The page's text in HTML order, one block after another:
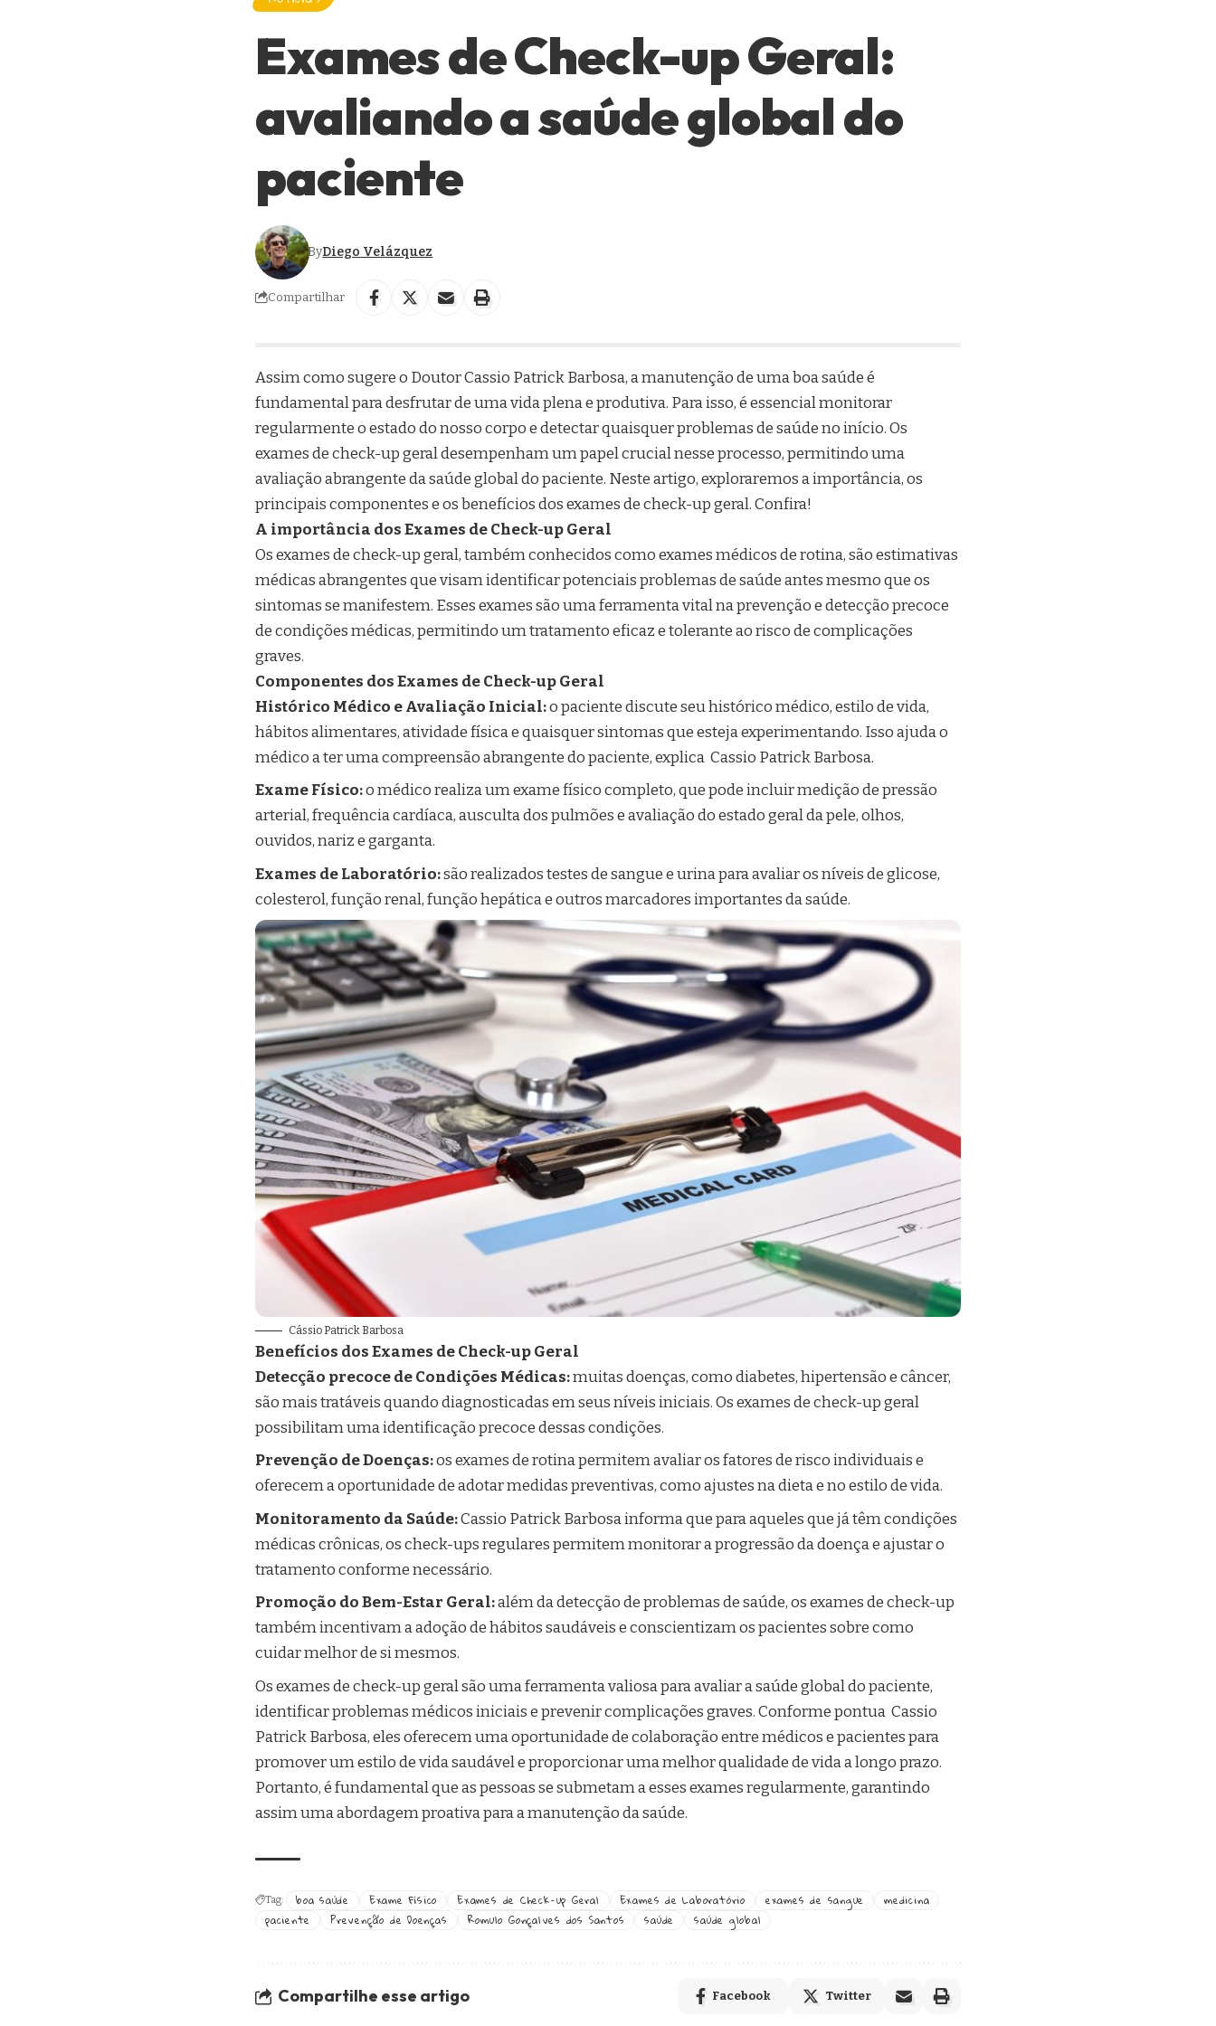
Exames de Check-up Geral:
avaliando a saúde global do
paciente
ByDiego Velázquez
Compartilhar
Assim como sugere o Doutor Cassio Patrick Barbosa, a manutenção de uma boa saúde é
fundamental para desfrutar de uma vida plena e produtiva. Para isso, é essencial monitorar
regularmente o estado do nosso corpo e detectar quaisquer problemas de saúde no início. Os
exames de check-up geral desempenham um papel crucial nesse processo, permitindo uma
avaliação abrangente da saúde global do paciente. Neste artigo, exploraremos a importância, os
principais componentes e os benefícios dos exames de check-up geral. Confira!
A importância dos Exames de Check-up Geral
Os exames de check-up geral, também conhecidos como exames médicos de rotina, são estimativas
médicas abrangentes que visam identificar potenciais problemas de saúde antes mesmo que os
sintomas se manifestem. Esses exames são uma ferramenta vital na prevenção e detecção precoce
de condições médicas, permitindo um tratamento eficaz e tolerante ao risco de complicações
graves.
Componentes dos Exames de Check-up Geral
Histórico Médico e Avaliação Inicial:o paciente discute seu histórico médico, estilo de vida,
hábitos alimentares, atividade física e quaisquer sintomas que esteja experimentando. Isso ajuda o
médico a ter uma compreensão abrangente do paciente, explica Cassio Patrick Barbosa.
Exame Físico:o médico realiza um exame físico completo, que pode incluir medição de pressão
arterial, frequência cardíaca, ausculta dos pulmões e avaliação do estado geral da pele, olhos,
ouvidos, nariz e garganta.
Exames de Laboratório:são realizados testes de sangue e urina para avaliar os níveis de glicose,
colesterol, função renal, função hepática e outros marcadores importantes da saúde.
Cássio Patrick Barbosa
Benefícios dos Exames de Check-up Geral
Detecção precoce de Condições Médicas:muitas doenças, como diabetes, hipertensão e câncer,
são mais tratáveis ​​quando diagnosticadas em seus níveis iniciais. Os exames de check-up geral
possibilitam uma identificação precoce dessas condições.
Prevenção de Doenças:os exames de rotina permitem avaliar os fatores de risco individuais e
oferecem a oportunidade de adotar medidas preventivas, como ajustes na dieta e no estilo de vida.
Monitoramento da Saúde:Cassio Patrick Barbosa informa que para aqueles que já têm condições
médicas crônicas, os check-ups regulares permitem monitorar a progressão da doença e ajustar o
tratamento conforme necessário.
Promoção do Bem-Estar Geral:além da detecção de problemas de saúde, os exames de check-up
também incentivam a adoção de hábitos saudáveis ​​e conscientizam os pacientes sobre como
cuidar melhor de si mesmos.
Os exames de check-up geral são uma ferramenta valiosa para avaliar a saúde global do paciente,
identificar problemas médicos iniciais e prevenir complicações graves. Conforme pontua Cassio
Patrick Barbosa, eles oferecem uma oportunidade de colaboração entre médicos e pacientes para
promover um estilo de vida saudável e proporcionar uma melhor qualidade de vida a longo prazo.
Portanto, é fundamental que as pessoas se submetam a esses exames regularmente, garantindo
assim uma abordagem proativa para a manutenção da saúde.
Tag: boa saúde Exame Físico Exames de Check-up Geral Exames de Laboratório exames de sangue
medicina
paciente
Prevenção de Doenças Romulo Gonçalves dos Santos saúde saúde global
Compartilhe esse artigo Facebook Twitter